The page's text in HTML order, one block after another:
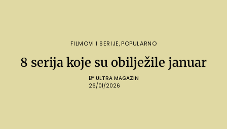
FILMOVI I SERIJE,POPULARNO
8 serija koje su obilježile januar
BY ULTRA MAGAZIN
26/01/2026